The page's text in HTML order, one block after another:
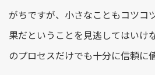
がちですが、小さなこともコツコ
果だということを見逃してはいけ
のプロセスだけでも十分に信頼に